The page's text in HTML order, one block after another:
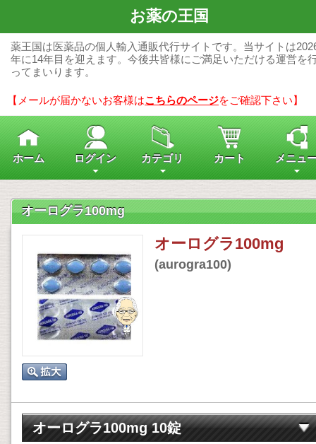
お薬の王国
薬王国は医薬品の個人輸入通販代行サイトです。当サイトは
年に14年目を迎えます。今後共皆様にご満足いただける運営を
ってまいります。
【メールが届かないお客様はこちらのページをご確認下さい】
ホーム ログイン カテゴリ カート メニュ
オーログラ100mg
オーログラ100mg
(aurogra100)
オーログラ100mg 10錠